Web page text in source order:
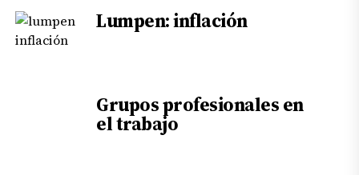
Lumpen: inflación
Grupos profesionales en
el trabajo